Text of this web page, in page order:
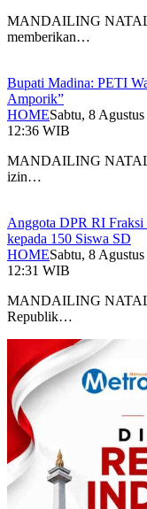
MANDAILING NATAL
memberikan…
Bupati Madina: PETI
Amporik”
HOMESabtu, 8
12:36 WIB
MANDAILING NATAL
izin…
Anggota DPR RI Fraksi
kepada 150 Siswa SD
HOMESabtu, 8
12:31 WIB
MANDAILING NATAL
Republik…